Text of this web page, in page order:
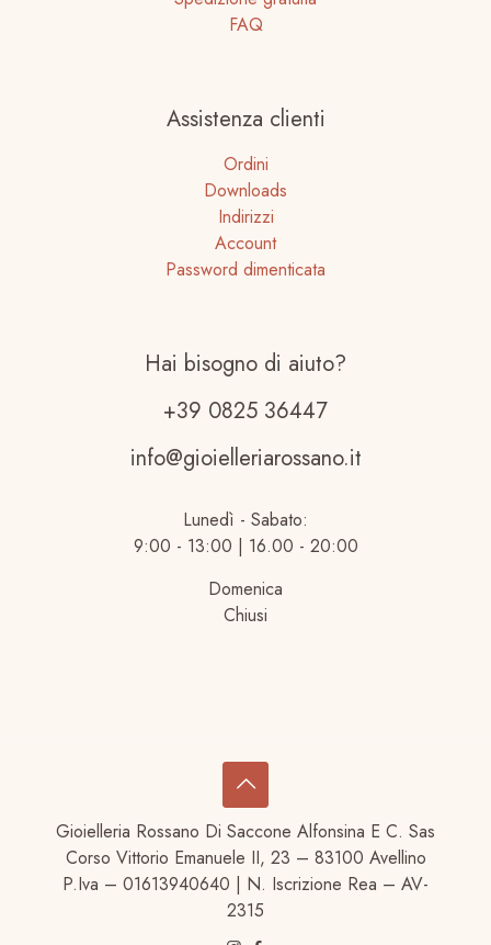
FAQ
Assistenza clienti
Ordini
Downloads
Indirizzi
Account
Password dimenticata
Hai bisogno di aiuto?
+39 0825 36447
info@gioielleriarossano.it
Lunedì - Sabato:
9:00 - 13:00 | 16.00 - 20:00
Domenica
Chiusi
Gioielleria Rossano Di Saccone Alfonsina E C. Sas
Corso Vittorio Emanuele II, 23 – 83100 Avellino
P.Iva – 01613940640 | N. Iscrizione Rea – AV-
2315